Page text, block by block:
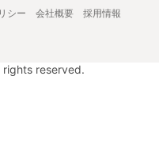
シー 会社概要
採用情報
reserved.